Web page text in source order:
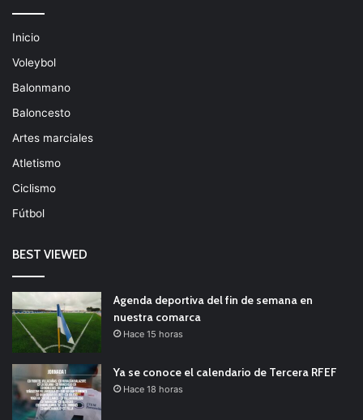
Inicio
Voleybol
Balonmano
Baloncesto
Artes marciales
Atletismo
Ciclismo
Fútbol
BEST VIEWED
Agenda deportiva del fin de semana en
nuestra comarca
Hace 15 horas
Ya se conoce el calendario de Tercera RFEF
Hace 18 horas